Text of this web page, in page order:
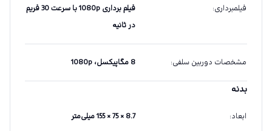
فیلمبرداری:
فیلم برداری 1080p با سرعت 30 فریم
در ثانیه
مشخصات دوربین سلفی: 8 مگاپیکسل، 1080p
بدنه
ابعاد: 8.7 × 75 × 155 میلی‌متر